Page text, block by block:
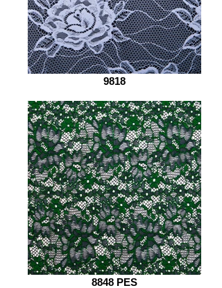
9818
8848 PES